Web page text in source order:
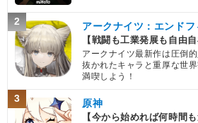
2 アークナイツ：エンドフ
【戦闘も工業発展も自由自
アークナイツ最新作は圧倒
抜かれたキャラと重厚な世
満喫しよう！
3 原神
【今から始めれば何時間も